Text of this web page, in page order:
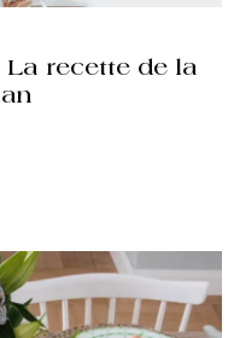
La recette de la